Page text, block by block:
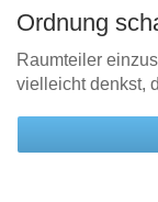
Ordnung
Raumteiler
vielleicht denkst,